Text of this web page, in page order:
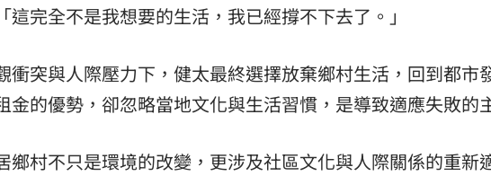
這完全不是我想要的生活，我已經撐不下去了。」
衝突與人際壓力下，健太最終選擇放棄鄉村生活，回到都市
金的優勢，卻忽略當地文化與生活習慣，是導致適應失敗的
鄉村不只是環境的改變，更涉及社區文化與人際關係的重新